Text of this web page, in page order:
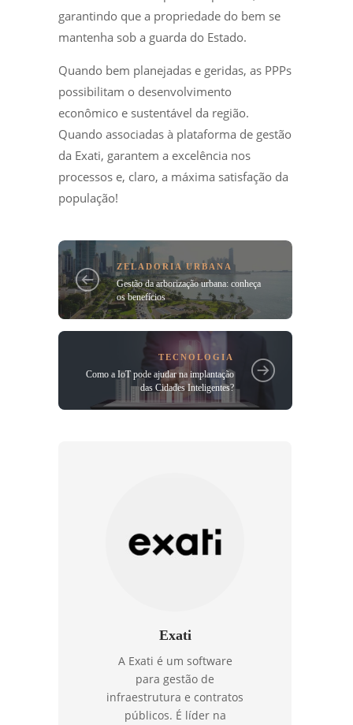
garantindo que a propriedade do bem se
mantenha sob a guarda do Estado.
Quando bem planejadas e geridas, as PPPs
possibilitam o desenvolvimento
econômico e sustentável da região.
Quando associadas à plataforma de gestão
da Exati, garantem a excelência nos
processos e, claro, a máxima satisfação da
população!
ZELADORIA URBANA
Gestão da arborização urbana: conheça
os benefícios
TECNOLOGIA
Como a IoT pode ajudar na implantação
das Cidades Inteligentes?
Exati
A Exati é um software
para gestão de
infraestrutura e contratos
públicos. É líder na